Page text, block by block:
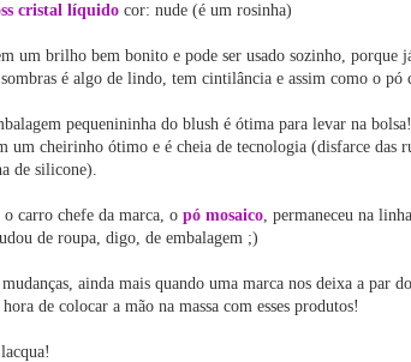
cristal líquido cor: nude (é um rosinha)
um brilho bem bonito e pode ser usado sozinho, porque
é algo de lindo, tem cintilância e assim como o
pequenininha do blush é ótima para levar na bolsa!
um cheirinho ótimo e é cheia de tecnologia (disfarce das
de silicone).
o carro chefe da marca, o pó mosaico, permaneceu na
de roupa, digo, de embalagem ;)
ainda mais quando uma marca nos deixa a par
de colocar a mão na massa com esses produtos!